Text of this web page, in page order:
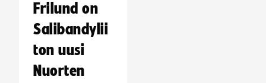
Frilund on
Salibandylii
ton uusi
Nuorten